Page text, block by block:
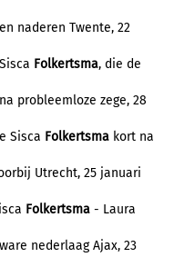
naderen Twente, 22
Folkertsma, die de
probleemloze zege, 28
Sisca Folkertsma kort na
Utrecht, 25 januari
Folkertsma - Laura
nederlaag Ajax, 23